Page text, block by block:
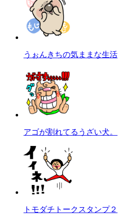
うぉんきちの気ままな生活
アゴが割れてるうざい犬。
トモダチトークスタンプ２